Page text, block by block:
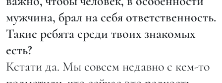
мужчина, брал на себя ответственность.
Такие ребята среди твоих знакомых
есть?
Кстати да. Мы совсем недавно с кем-то